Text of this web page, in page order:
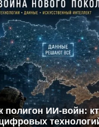
полигон ИИ-войн: